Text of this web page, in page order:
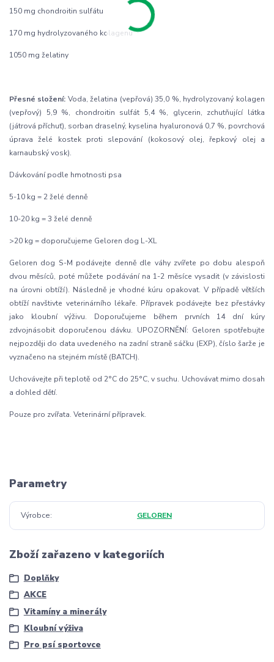
150 mg chondroitin sulfátu
170 mg hydrolyzovaného kolagenu
1050 mg želatiny
Přesné složení: Voda, želatina (vepřová) 35,0 %, hydrolyzovaný kolagen
(vepřový) 5,9 %, chondroitin sulfát 5,4 %, glycerin, zchutňující látka
(játrová příchuť), sorban draselný, kyselina hyaluronová 0,7 %, povrchová
úprava želé kostek proti slepování (kokosový olej, řepkový olej a
karnaubský vosk).
Dávkování podle hmotnosti psa
5-10 kg = 2 želé denně
10-20 kg = 3 želé denně
>20 kg = doporučujeme Geloren dog L-XL
Geloren dog S-M podávejte denně dle váhy zvířete po dobu alespoň
dvou měsíců, poté můžete podávání na 1-2 měsíce vysadit (v závislosti
na úrovni obtíží). Následně je vhodné kúru opakovat. V případě větších
obtíží navštivte veterinárního lékaře. Přípravek podávejte bez přestávky
jako kloubní výživu. Doporučujeme během prvních 14 dní kúry
zdvojnásobit doporučenou dávku. UPOZORNĚNÍ: Geloren spotřebujte
nejpozději do data uvedeného na zadní straně sáčku (EXP), číslo šarže je
vyznačeno na stejném místě (BATCH).
Uchovávejte při teplotě od 2°C do 25°C, v suchu. Uchovávat mimo dosah
a dohled dětí.
Pouze pro zvířata. Veterinární přípravek.
Parametry
Výrobce GELOREN
Zboží zařazeno v kategoriích
Doplňky
AKCE
Vitamíny a minerály
Kloubní výživa
Pro psí sportovce